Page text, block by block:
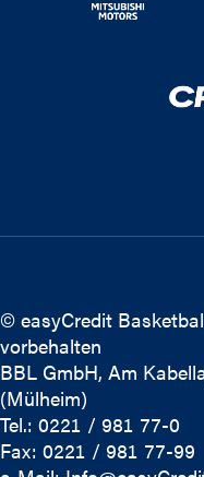
© easyCredit
vorbehalten
BBL GmbH, Am
(Mülheim)
Tel.: 0221 / 981 77-0
Fax: 0221 / 981 77-99